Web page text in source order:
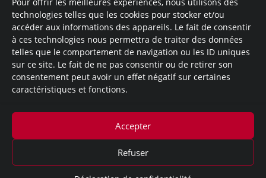
technologies telles que les cookies pour stocker et/ou
accéder aux informations des appareils. Le fait de consentir
à ces technologies nous permettra de traiter des données
telles que le comportement de navigation ou les ID uniques
sur ce site. Le fait de ne pas consentir ou de retirer son
consentement peut avoir un effet négatif sur certaines
caractéristiques et fonctions.
Accepter
Refuser
Let’s Read: (Youtube)
Lore: (Site)
Documents: No Data.